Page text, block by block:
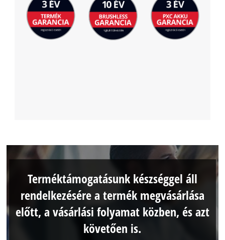
Terméktámogatásunk készséggel áll
rendelkezésére a termék megvásárlása
előtt, a vásárlási folyamat közben, és azt
követően is.